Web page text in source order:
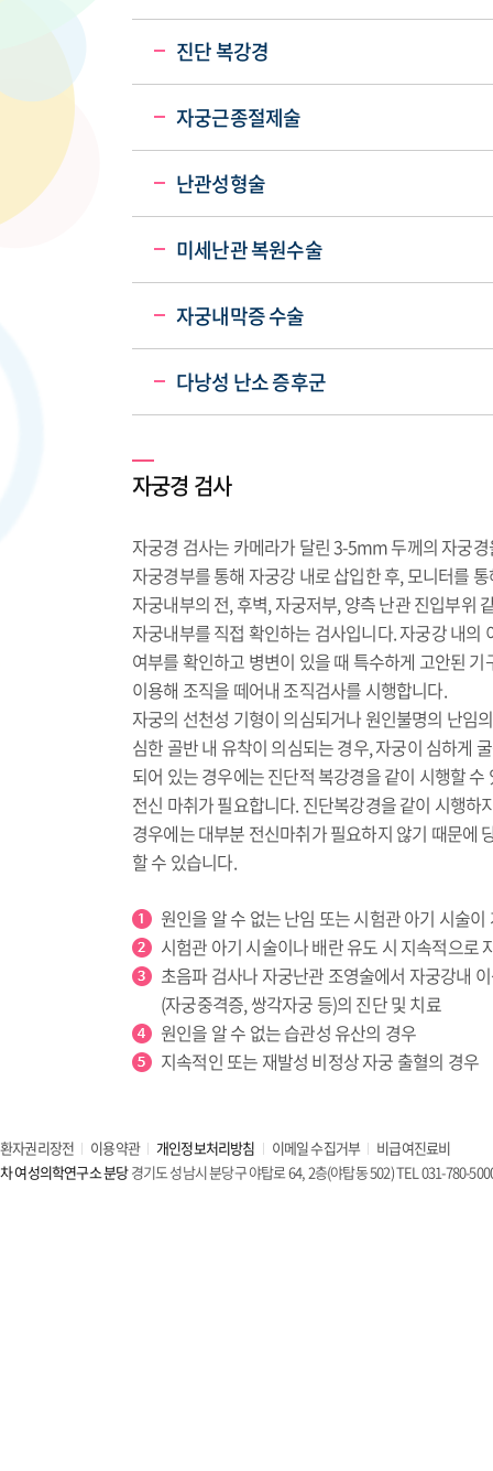
진단 복강경
자궁근종절제술
난관성형술
미세난관 복원수술
자궁내막증 수술
다낭성 난소 증후군
자궁경 검사
자궁경 검사는 카메라가 달린 3-5mm 두께의 자궁경
자궁경부를 통해 자궁강 내로 삽입한 후, 모니터를
자궁내부의 전, 후벽, 자궁저부, 양측 난관 진입부위
자궁내부를 직접 확인하는 검사입니다. 자궁강 내의
여부를 확인하고 병변이 있을 때 특수하게 고안된 기
이용해 조직을 떼어내 조직검사를 시행합니다.
자궁의 선천성 기형이 의심되거나 원인불명의 난임
심한 골반 내 유착이 의심되는 경우, 자궁이 심하게
되어 있는 경우에는 진단적 복강경을 같이 시행할 수
전신 마취가 필요합니다. 진단복강경을 같이 시행하
경우에는 대부분 전신마취가 필요하지 않기 때문에
할 수 있습니다.
원인을 알 수 없는 난임 또는 시험관 아기 시술
시험관 아기 시술이나 배란 유도 시 지속적으로
초음파 검사나 자궁난관 조영술에서 자궁강내
(자궁중격증, 쌍각자궁 등)의 진단 및 치료
원인을 알 수 없는 습관성 유산의 경우
지속적인 또는 재발성 비정상 자궁 출혈의 경우
환자권리장전 이용약관 개인정보처리방침 이메일 수집거부
비급여진료비
차 여성의학연구소 분당경기도 성남시 분당구 야탑로 64, 2층(야탑동 502) TEL 031-780-